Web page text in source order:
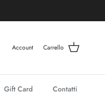
Account Carrello
Gift Card Contatti